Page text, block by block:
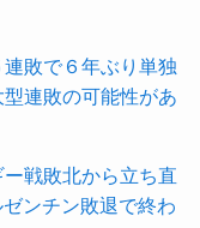
敗で６年ぶり単独
連敗の可能性があ
戦敗北から立ち直
ンチン敗退で終わ